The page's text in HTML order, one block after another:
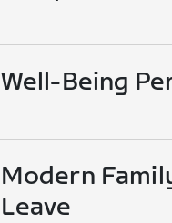
Well-Being
Modern
Leave